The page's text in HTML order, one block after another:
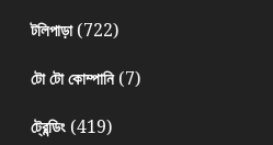
টলিপাড়া(722)
টো টো কোম্পানি(7)
ট্রেন্ডিং(419)